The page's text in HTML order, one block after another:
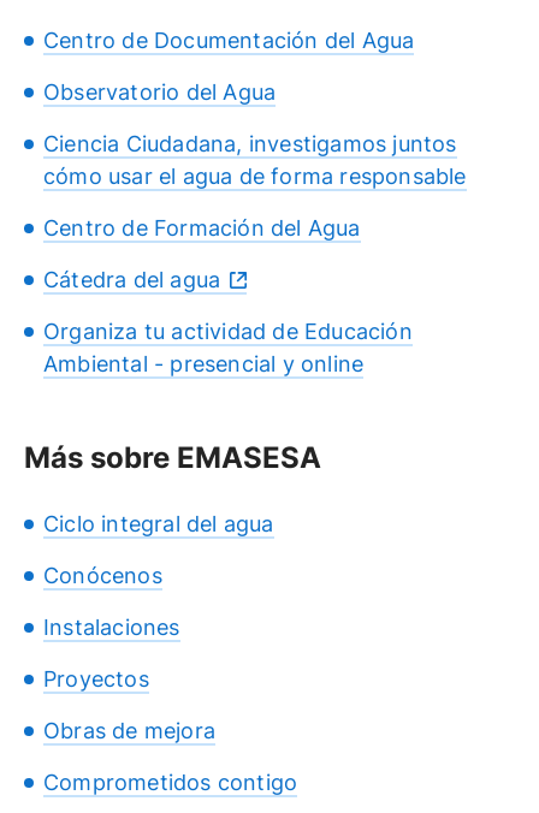
Centro de Documentación del Agua
Observatorio del Agua
Ciencia Ciudadana, investigamos juntos
cómo usar el agua de forma responsable
Centro de Formación del Agua
Cátedra del agua
Organiza tu actividad de Educación
Ambiental - presencial y online
Más sobre EMASESA
Ciclo integral del agua
Conócenos
Instalaciones
Proyectos
Obras de mejora
Comprometidos contigo